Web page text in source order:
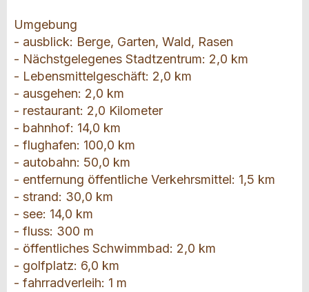
Umgebung
- ausblick: Berge, Garten, Wald, Rasen
- Nächstgelegenes Stadtzentrum: 2,0 km
- Lebensmittelgeschäft: 2,0 km
- ausgehen: 2,0 km
- restaurant: 2,0 Kilometer
- bahnhof: 14,0 km
- flughafen: 100,0 km
- autobahn: 50,0 km
- entfernung öffentliche Verkehrsmittel: 1,5 km
- strand: 30,0 km
- see: 14,0 km
- fluss: 300 m
- öffentliches Schwimmbad: 2,0 km
- golfplatz: 6,0 km
- fahrradverleih: 1 m